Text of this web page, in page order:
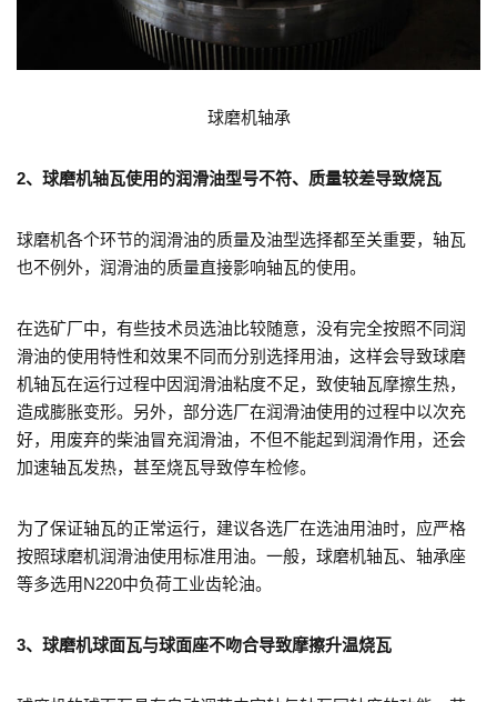
球磨机轴承
2、球磨机轴瓦使用的润滑油型号不符、质量较差导致烧瓦
球磨机各个环节的润滑油的质量及油型选择都至关重要，轴瓦
也不例外，润滑油的质量直接影响轴瓦的使用。
在选矿厂中，有些技术员选油比较随意，没有完全按照不同润
滑油的使用特性和效果不同而分别选择用油，这样会导致球磨
机轴瓦在运行过程中因润滑油粘度不足，致使轴瓦摩擦生热，
造成膨胀变形。另外，部分选厂在润滑油使用的过程中以次充
好，用废弃的柴油冒充润滑油，不但不能起到润滑作用，还会
加速轴瓦发热，甚至烧瓦导致停车检修。
为了保证轴瓦的正常运行，建议各选厂在选油用油时，应严格
按照球磨机润滑油使用标准用油。一般，球磨机轴瓦、轴承座
等多选用N220中负荷工业齿轮油。
3、球磨机球面瓦与球面座不吻合导致摩擦升温烧瓦